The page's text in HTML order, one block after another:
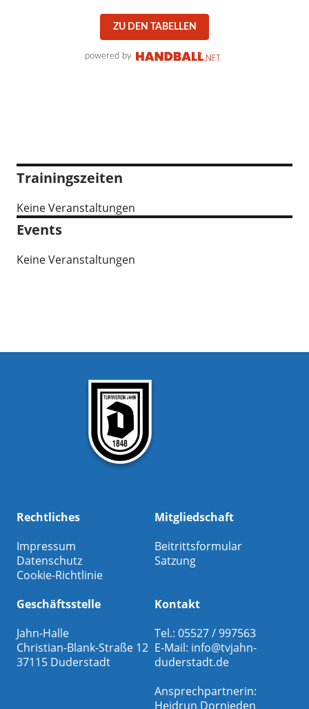
ZU DEN TABELLEN
powered by
Trainingszeiten
Keine Veranstaltungen
Events
Keine Veranstaltungen
Rechtliches
Impressum
Datenschutz
Cookie-Richtlinie
Mitgliedschaft
Beitrittsformular
Satzung
Geschäftsstelle
Jahn-Halle
Christian-Blank-Straße 12
37115 Duderstadt
Kontakt
Tel.: 05527 / 997563
E-Mail: info@tvjahn-
duderstadt.de
Ansprechpartnerin:
Heidrun Dornieden